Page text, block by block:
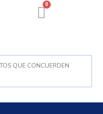
0
QUE CONCUERDEN